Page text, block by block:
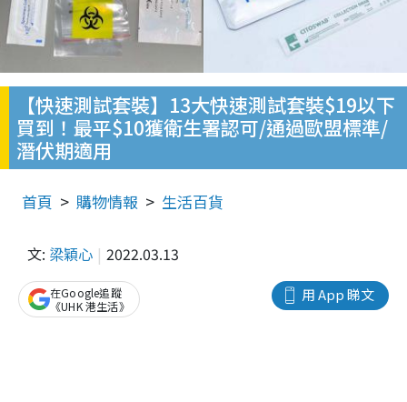
【快速測試套裝】13大快速測試套裝$19以下
買到！最平$10獲衛生署認可/通過歐盟標準/
潛伏期適用
首頁 購物情報 生活百貨
文: 梁穎心 2022.03.13
用 App 睇文
在Google追蹤
《UHK 港生活》